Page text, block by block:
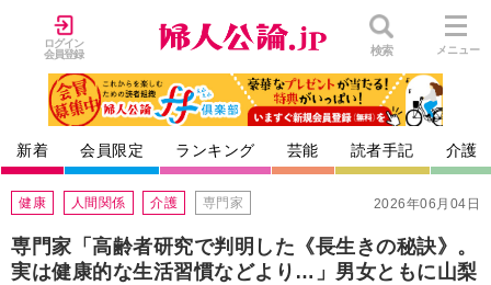
ログイン
会員登録
検索 メニュー
新着 会員限定 ランキング 芸能 読者手記 介護
2026年06月04日
健康 人間関係 介護 専門家
専門家「高齢者研究で判明した《長生きの秘訣》。
実は健康的な生活習慣などより…」男女ともに山梨